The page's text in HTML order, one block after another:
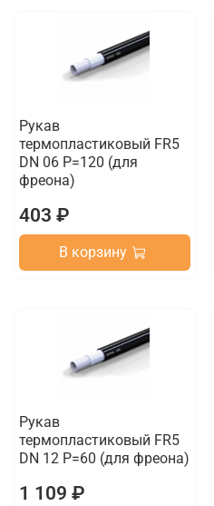
Рукав
термопластиковый FR5
DN 06 P=120 (для
фреона)
403 ₽
В корзину
Рукав
термопластиковый FR5
DN 12 P=60 (для фреона)
1 109 ₽